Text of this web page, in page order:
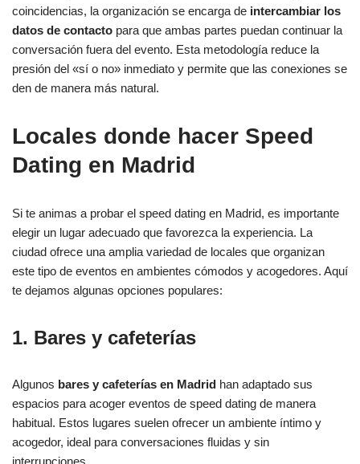
coincidencias, la organización se encarga de intercambiar los
datos de contacto para que ambas partes puedan continuar la
conversación fuera del evento. Esta metodología reduce la
presión del «sí o no» inmediato y permite que las conexiones se
den de manera más natural.
Locales donde hacer Speed
Dating en Madrid
Si te animas a probar el speed dating en Madrid, es importante
elegir un lugar adecuado que favorezca la experiencia. La
ciudad ofrece una amplia variedad de locales que organizan
este tipo de eventos en ambientes cómodos y acogedores. Aquí
te dejamos algunas opciones populares:
1. Bares y cafeterías
Algunos bares y cafeterías en Madrid han adaptado sus
espacios para acoger eventos de speed dating de manera
habitual. Estos lugares suelen ofrecer un ambiente íntimo y
acogedor, ideal para conversaciones fluidas y sin
interrupciones.